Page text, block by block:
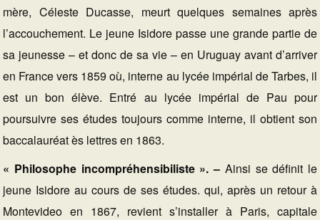
mère, Céleste Ducasse, meurt quelques semaines après
l’accouchement. Le jeune Isidore passe une grande partie de
sa jeunesse – et donc de sa vie – en Uruguay avant d’arriver
en France vers 1859 où, interne au lycée impérial de Tarbes, il
est un bon élève. Entré au lycée impérial de Pau pour
poursuivre ses études toujours comme interne, il obtient son
baccalauréat ès lettres en 1863.
« Philosophe incompréhensibiliste ». – Ainsi se définit le
jeune Isidore au cours de ses études. qui, après un retour à
Montevideo en 1867, revient s’installer à Paris, capitale